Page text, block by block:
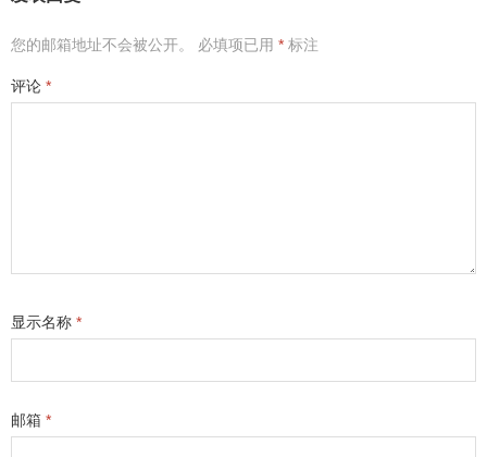
您的邮箱地址不会被公开。 必填项已用 * 标注
评论 *
显示名称 *
邮箱 *